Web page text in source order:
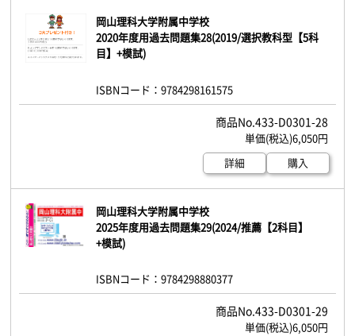
岡山理科大学附属中学校
2020年度用過去問題集28(2019/選択教科型【5科
目】+模試)
ISBNコード：9784298161575
433-D0301-28
6,050円
詳細
購入
岡山理科大学附属中学校
2025年度用過去問題集29(2024/推薦【2科目】
+模試)
ISBNコード：9784298880377
433-D0301-29
6,050円